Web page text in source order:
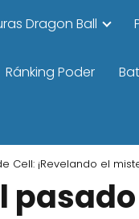
Dragon Ball
Ránking Poder
Cell: ¡Revelando el